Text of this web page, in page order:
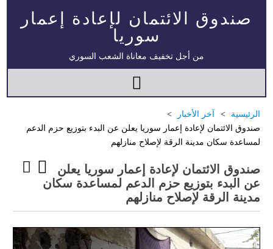
صندوق الائتمان لإعادة إعمار
سوريا
من أجل تخفيف معاناة الشعب السوري
الرئيسية
آخر الأخبار
صندوق الائتمان لإعادة إعمار سوريا يعلن عن البدء بتوزيع حزم الدعم
لمساعدة سكان مدينة الرقة لإصلاح منازلهم
صندوق الائتمان لإعادة إعمار سوريا يعلن
عن البدء بتوزيع حزم الدعم لمساعدة سكان
مدينة الرقة لإصلاح منازلهم